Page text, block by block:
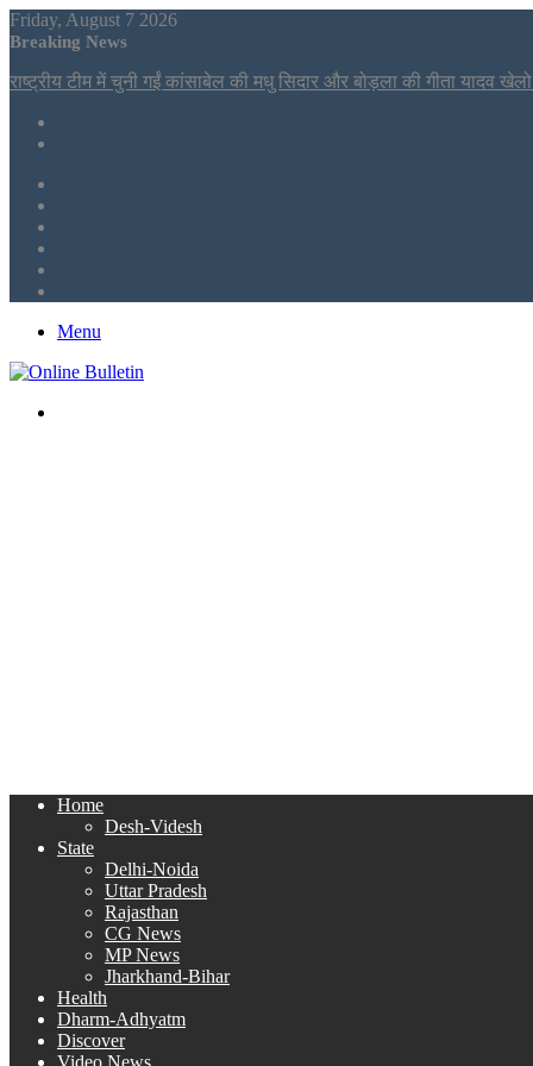
Friday, August 7 2026
Breaking News
राष्ट्रीय टीम में चुनी गईं कांसाबेल की मधु सिदार और बोड़ला की गीता यादव
Menu
Home
Desh-Videsh
State
Delhi-Noida
Uttar Pradesh
Rajasthan
CG News
MP News
Jharkhand-Bihar
Health
Dharm-Adhyatm
Discover
Video News